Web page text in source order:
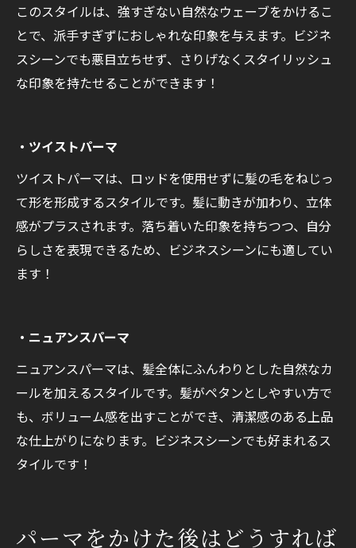
このスタイルは、強すぎない自然なウェーブをかけるこ
とで、派手すぎずにおしゃれな印象を与えます。ビジネ
スシーンでも悪目立ちせず、さりげなくスタイリッシュ
な印象を持たせることができます！
・ツイストパーマ
ツイストパーマは、ロッドを使用せずに髪の毛をねじっ
て形を形成するスタイルです。髪に動きが加わり、立体
感がプラスされます。落ち着いた印象を持ちつつ、自分
らしさを表現できるため、ビジネスシーンにも適してい
ます！
・ニュアンスパーマ
ニュアンスパーマは、髪全体にふんわりとした自然なカ
ールを加えるスタイルです。髪がペタンとしやすい方で
も、ボリューム感を出すことができ、清潔感のある上品
な仕上がりになります。ビジネスシーンでも好まれるス
タイルです！
パーマをかけた後はどうすれば